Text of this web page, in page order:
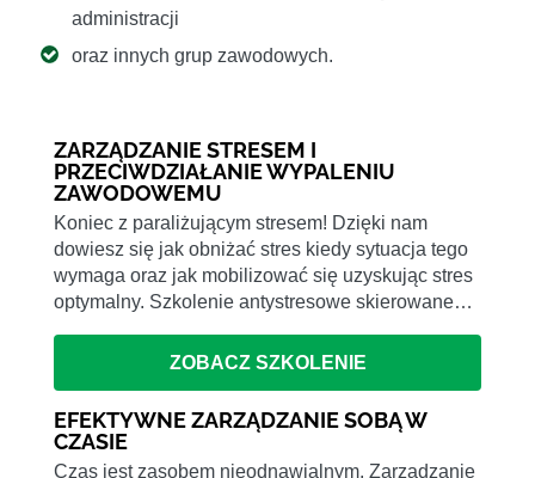
administracji
oraz innych grup zawodowych.
ZARZĄDZANIE STRESEM I
PRZECIWDZIAŁANIE WYPALENIU
ZAWODOWEMU
Koniec z paraliżującym stresem! Dzięki nam
dowiesz się jak obniżać stres kiedy sytuacja tego
wymaga oraz jak mobilizować się uzyskując stres
optymalny. Szkolenie antystresowe skierowane…
ZOBACZ SZKOLENIE
EFEKTYWNE ZARZĄDZANIE SOBĄ W
CZASIE
Czas jest zasobem nieodnawialnym. Zarządzanie